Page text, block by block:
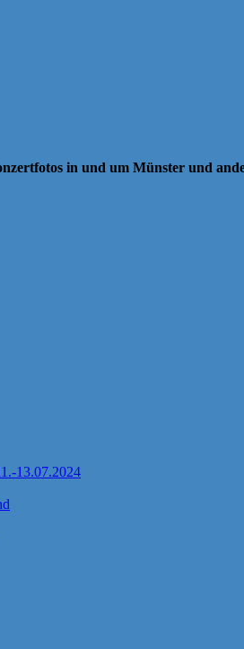
in und um Münster und
13.07.2024